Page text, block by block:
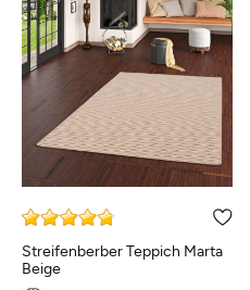
Streifenberber Teppich Marta
Beige